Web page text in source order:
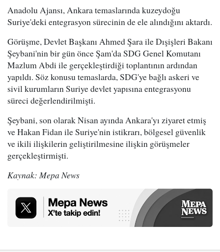
Anadolu Ajansı, Ankara temaslarında kuzeydoğu
Suriye'deki entegrasyon sürecinin de ele alındığını aktardı.
Görüşme, Devlet Başkanı Ahmed Şara ile Dışişleri Bakanı
Şeybani'nin bir gün önce Şam'da SDG Genel Komutanı
Mazlum Abdi ile gerçekleştirdiği toplantının ardından
yapıldı. Söz konusu temaslarda, SDG'ye bağlı askeri ve
sivil kurumların Suriye devlet yapısına entegrasyonu
süreci değerlendirilmişti.
Şeybani, son olarak Nisan ayında Ankara'yı ziyaret etmiş
ve Hakan Fidan ile Suriye'nin istikrarı, bölgesel güvenlik
ve ikili ilişkilerin geliştirilmesine ilişkin görüşmeler
gerçekleştirmişti.
Kaynak: Mepa News